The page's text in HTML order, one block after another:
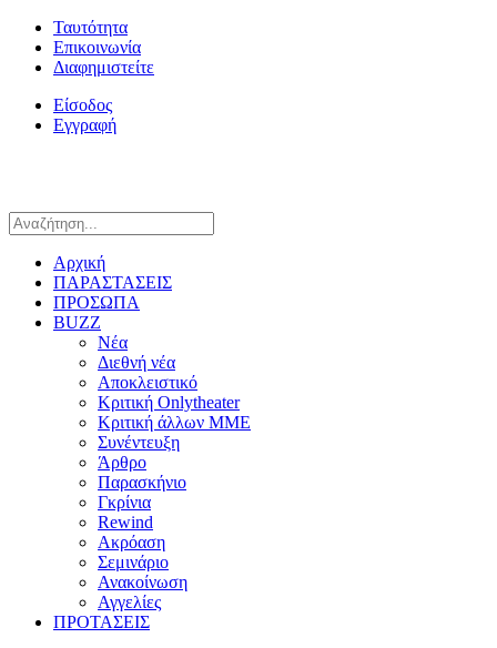
Ταυτότητα
Επικοινωνία
Διαφημιστείτε
Είσοδος
Εγγραφή
Αρχική
ΠΑΡΑΣΤΑΣΕΙΣ
ΠΡΟΣΩΠΑ
BUZZ
Νέα
Διεθνή νέα
Αποκλειστικό
Κριτική Onlytheater
Κριτική άλλων ΜΜΕ
Συνέντευξη
Άρθρο
Παρασκήνιο
Γκρίνια
Rewind
Ακρόαση
Σεμινάριο
Ανακοίνωση
Αγγελίες
ΠΡΟΤΑΣΕΙΣ